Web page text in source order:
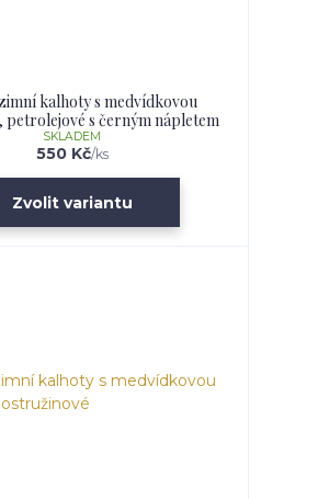
kalhoty s medvídkovou
petrolejové s černým nápletem
550 Kč/ks
SKLADEM
Zvolit variantu